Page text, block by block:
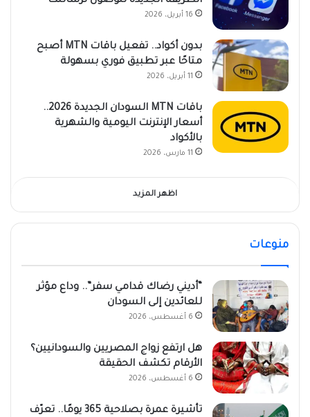
16 أبريل، 2026
بدون أكواد.. تفعيل باقات MTN أصبح
متاحًا عبر تطبيق فوري بسهولة
11 أبريل، 2026
باقات MTN السودان الجديدة 2026..
أسعار الإنترنت اليومية والشهرية
بالأكواد
11 مارس، 2026
اظهر المزيد
منوعات
“أديني رضاك قدامي سفر”.. وداع مؤثر
للعائدين إلى السودان
6 أغسطس، 2026
هل ارتفع زواج المصريين والسودانيين؟
الأرقام تكشف الحقيقة
6 أغسطس، 2026
تأشيرة عمرة بصلاحية 365 يومًا.. تعرّف